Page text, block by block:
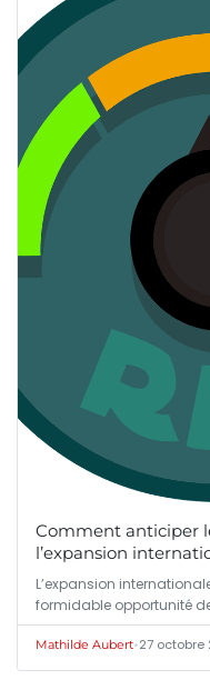
Comment anticiper
l’expansion
L’expansion
formidable opportunité
Mathilde Aubert•27 octobre